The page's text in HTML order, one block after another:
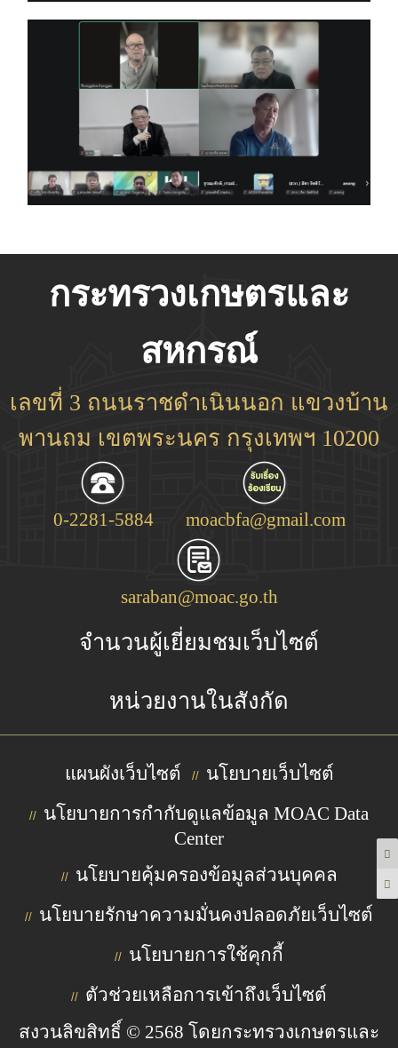
กระทรวงเกษตรและ
สหกรณ์
เลขที่ 3 ถนนราชดำเนินนอก แขวงบ้าน
พานถม เขตพระนคร กรุงเทพฯ 10200
0-2281-5884 moacbfa@gmail.com
saraban@moac.go.th
จำนวนผู้เยี่ยมชมเว็บไซต์
หน่วยงานในสังกัด
แผนผังเว็บไซต์ // นโยบายเว็บไซต์
// นโยบายการกำกับดูแลข้อมูล MOAC Data
Center
// นโยบายคุ้มครองข้อมูลส่วนบุคคล
// นโยบายรักษาความมั่นคงปลอดภัยเว็บไซต์
// นโยบายการใช้คุกกี้
// ตัวช่วยเหลือการเข้าถึงเว็บไซต์
สงวนลิขสิทธิ์ © 2568 โดยกระทรวงเกษตรและ